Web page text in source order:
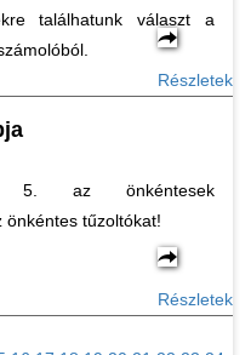
találhatunk választ a
Részletek
5. az önkéntesek
önkéntes tűzoltókat!
Részletek